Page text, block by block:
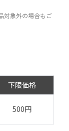
対象外の場合もご
下限価格
500円